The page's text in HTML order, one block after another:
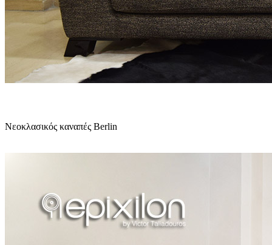
Νεοκλασικός καναπές Berlin